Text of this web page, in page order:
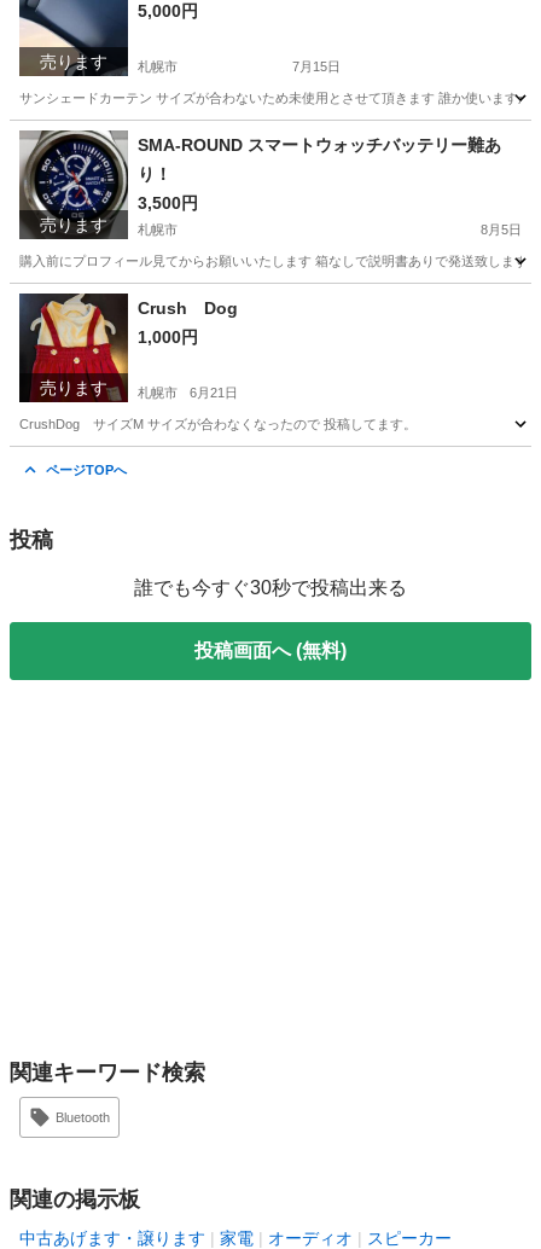
売ります
5,000円
札幌市 7月15日
サンシェードカーテン サイズが合わないため未使用とさせて頂きます 誰か使いますか
北海道 札幌市
売ります
SMA-ROUND スマートウォッチバッテリー難あ
り！
3,500円
札幌市 8月5日
購入前にプロフィール見てからお願いいたします 箱なしで説明書ありで発送致します
北海道 札幌市
売ります
Crush Dog
1,000円
札幌市 6月21日
CrushDog サイズM サイズが合わなくなったので 投稿してます。
ページTOPへ
投稿
誰でも今すぐ30秒で投稿出来る
投稿画面へ (無料)
関連キーワード検索
Bluetooth
関連の掲示板
中古あげます・譲ります 家電 オーディオ スピーカー